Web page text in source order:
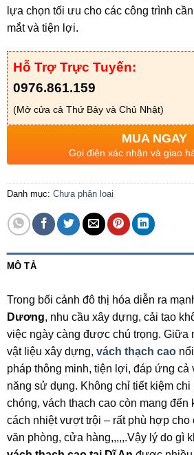
lựa chọn tối ưu cho các công trình
mắt và tiện lợi.
Hỗ Trợ Trực Tuyến:
0976.861.159
(Mở cửa cả Thứ Bảy và Chủ Nhật)
MUA NGAY
Gọi điện xác nhận và giao
Danh mục: Chưa phân loại
MÔ TẢ
Trong bối cảnh đô thị hóa diễn ra
Dương, nhu cầu xây dựng, cải tạo
việc ngày càng được chú trọng. Giữa
vật liệu xây dựng, vách thạch caonổi
pháp thông minh, tiện lợi, đáp ứng cả
năng sử dụng. Không chỉ tiết kiệm chi
chóng, vách thạch cao còn mang đến
cách nhiệt vượt trội – rất phù hợp cho
văn phòng, cửa hàng,,,,,.Vậy lý do gì